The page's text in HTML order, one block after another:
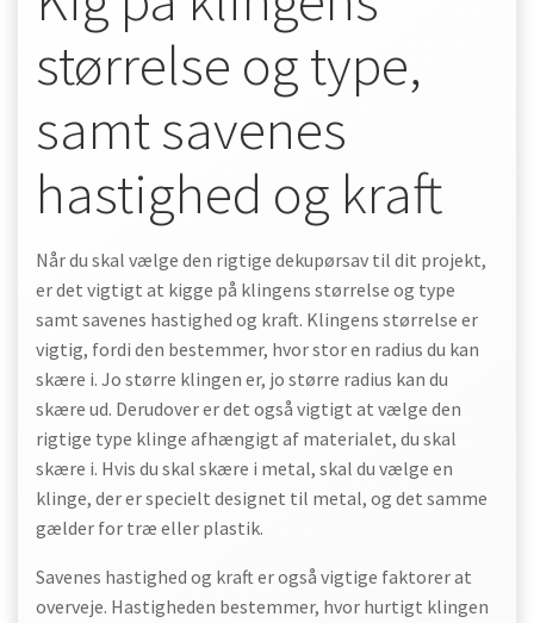
størrelse og type,
samt savenes
hastighed og kraft
Når du skal vælge den rigtige dekupørsav til dit projekt,
er det vigtigt at kigge på klingens størrelse og type
samt savenes hastighed og kraft. Klingens størrelse er
vigtig, fordi den bestemmer, hvor stor en radius du kan
skære i. Jo større klingen er, jo større radius kan du
skære ud. Derudover er det også vigtigt at vælge den
rigtige type klinge afhængigt af materialet, du skal
skære i. Hvis du skal skære i metal, skal du vælge en
klinge, der er specielt designet til metal, og det samme
gælder for træ eller plastik.
Savenes hastighed og kraft er også vigtige faktorer at
overveje. Hastigheden bestemmer, hvor hurtigt klingen